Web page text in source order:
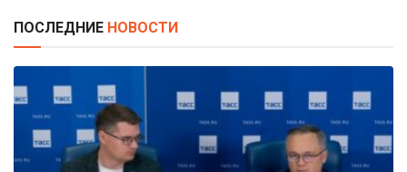
ПОСЛЕДНИЕ НОВОСТИ